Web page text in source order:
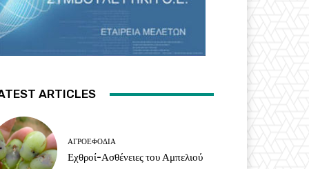
ARTICLES
ΑΓΡΟΕΦΌΔΙΑ
Εχθροί-Ασθένειες του Αμπελιού